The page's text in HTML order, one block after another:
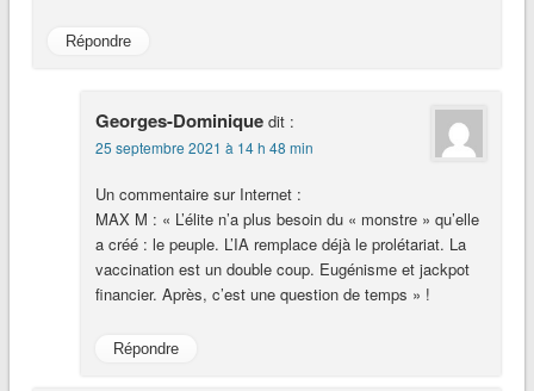
Répondre
Georges-Dominique dit :
25 septembre 2021 à 14 h 48 min
Un commentaire sur Internet :
MAX M : « L’élite n’a plus besoin du « monstre » qu’elle
a créé : le peuple. L’IA remplace déjà le prolétariat. La
vaccination est un double coup. Eugénisme et jackpot
financier. Après, c’est une question de temps » !
Répondre